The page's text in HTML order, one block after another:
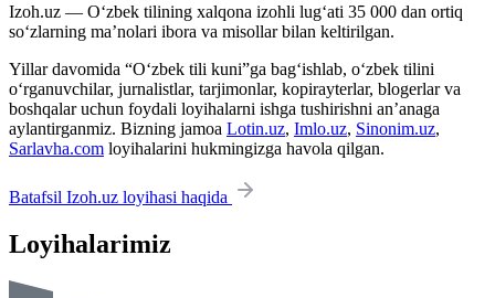
Izoh.uz — O‘zbek tilining xalqona izohli lug‘ati 35 000 dan ortiq
so‘zlarning ma’nolari ibora va misollar bilan keltirilgan.
Yillar davomida “O‘zbek tili kuni”ga bag‘ishlab, o‘zbek tilini
o‘rganuvchilar, jurnalistlar, tarjimonlar, kopirayterlar, blogerlar va
boshqalar uchun foydali loyihalarni ishga tushirishni an’anaga
aylantirganmiz. Bizning jamoa Lotin.uz, Imlo.uz, Sinonim.uz,
Sarlavha.com loyihalarini hukmingizga havola qilgan.
Batafsil Izoh.uz loyihasi haqida
Loyihalarimiz